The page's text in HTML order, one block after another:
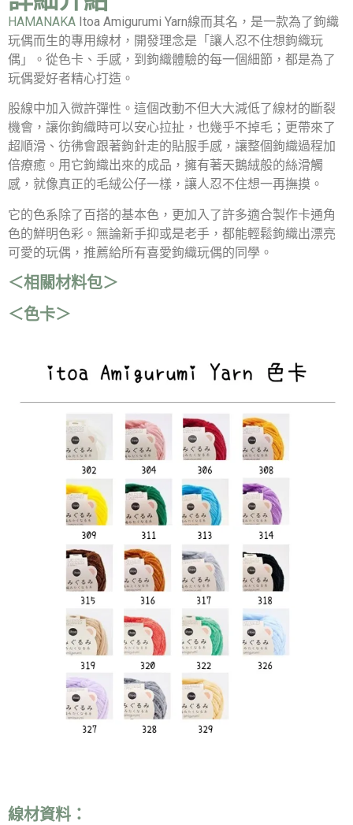
HAMANAKA Itoa Amigurumi Yarn線而其名，是一款為了鉤織
玩偶而生的專用線材，開發理念是「讓人忍不住想鉤織玩
偶」。從色卡、手感，到鉤織體驗的每一個細節，都是為了
玩偶愛好者精心打造。
股線中加入微許彈性。這個改動不但大大減低了線材的斷裂
機會，讓你鉤織時可以安心拉扯，也幾乎不掉毛；更帶來了
超順滑、彷彿會跟著鉤針走的貼服手感，讓整個鉤織過程加
倍療癒。用它鉤織出來的成品，擁有著天鵝絨般的絲滑觸
感，就像真正的毛絨公仔一樣，讓人忍不住想一再撫摸。
它的色系除了百搭的基本色，更加入了許多適合製作卡通角
色的鮮明色彩。無論新手抑或是老手，都能輕鬆鉤織出漂亮
可愛的玩偶，推薦給所有喜愛鉤織玩偶的同學。
＜相關材料包＞
＜色卡＞
線材資料：